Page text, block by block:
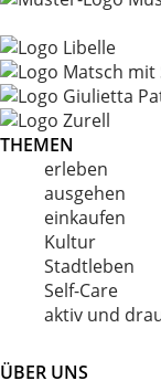
THEMEN
erleben
ausgehen
einkaufen
Kultur
Stadtleben
Self-Care
aktiv und
ÜBER UNS